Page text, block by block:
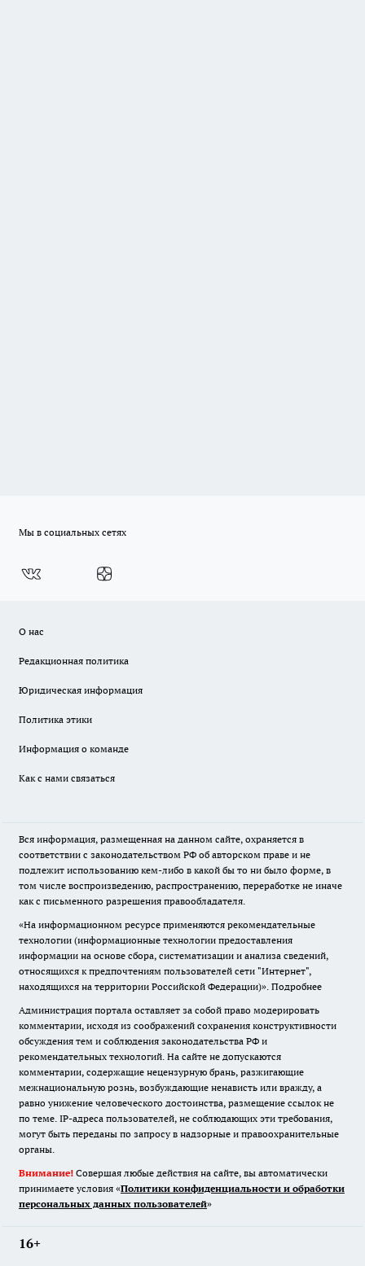
Мы в социальных сетях
О нас
Редакционная политика
Юридическая информация
Политика этики
Информация о команде
Как с нами связаться
Вся информация, размещенная на данном сайте, охраняется в
соответствии с законодательством РФ об авторском праве и не
подлежит использованию кем-либо в какой бы то ни было форме, в
том числе воспроизведению, распространению, переработке не иначе
как с письменного разрешения правообладателя.
«На информационном ресурсе применяются рекомендательные
технологии (информационные технологии предоставления
информации на основе сбора, систематизации и анализа сведений,
относящихся к предпочтениям пользователей сети "Интернет",
находящихся на территории Российской Федерации)». Подробнее
Администрация портала оставляет за собой право модерировать
комментарии, исходя из соображений сохранения конструктивности
обсуждения тем и соблюдения законодательства РФ и
рекомендательных технологий. На сайте не допускаются
комментарии, содержащие нецензурную брань, разжигающие
межнациональную рознь, возбуждающие ненависть или вражду, а
равно унижение человеческого достоинства, размещение ссылок не
по теме. IP-адреса пользователей, не соблюдающих эти требования,
могут быть переданы по запросу в надзорные и правоохранительные
органы.
Внимание! Совершая любые действия на сайте, вы автоматически
принимаете условия «Политики конфиденциальности и обработки
персональных данных пользователей»
16+